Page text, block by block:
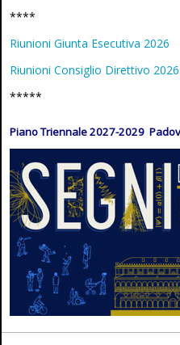
****
Riunioni Giunta Esecutiva 2026
Riunioni Consiglio Direttivo 2026
*****
Piano Triennale 2027-2029